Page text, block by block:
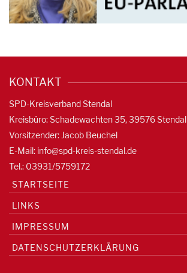
KONTAKT
SPD-Kreisverband Stendal
Kreisbüro: Schadewachten 35, 39576 Stendal
Vorsitzender: Jacob Beuchel
E-Mail: info@spd-kreis-stendal.de
Tel.: 03931/5759172
STARTSEITE
LINKS
IMPRESSUM
DATENSCHUTZERKLÄRUNG